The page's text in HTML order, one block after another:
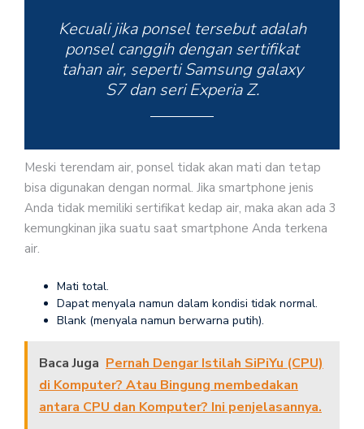
Kecuali jika ponsel tersebut adalah
ponsel canggih dengan sertifikat
tahan air, seperti Samsung galaxy
S7 dan seri Experia Z.
Meski terendam air, ponsel tidak akan mati dan tetap
bisa digunakan dengan normal. Jika smartphone jenis
Anda tidak memiliki sertifikat kedap air, maka akan ada 3
kemungkinan jika suatu saat smartphone Anda terkena
air.
Mati total.
Dapat menyala namun dalam kondisi tidak normal.
Blank (menyala namun berwarna putih).
Baca Juga Pernah Dengar Istilah SiPiYu (CPU)
di Komputer? Atau Bingung membedakan
antara CPU dan Komputer? Ini penjelasannya.